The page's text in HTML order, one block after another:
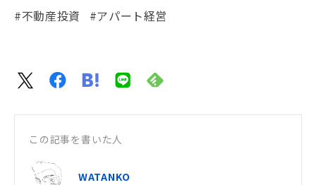
#不動産投資 #アパート経営
この記事を書いた人
WATANKO